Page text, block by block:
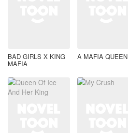
BAD GIRLS X KING
MAFIA
A MAFIA QUEEN